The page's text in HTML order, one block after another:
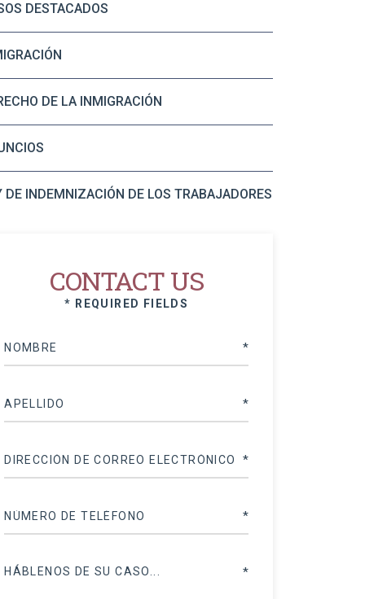
DESTACADOS
DE LA INMIGRACIÓN
DE INDEMNIZACIÓN DE LOS TRABAJADORES
CONTACT US
* REQUIRED FIELDS